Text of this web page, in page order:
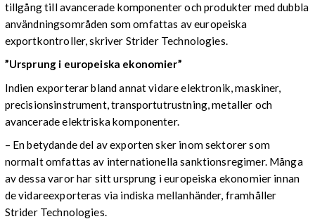
tillgång till avancerade komponenter och produkter med dubbla
användningsområden som omfattas av europeiska
exportkontroller, skriver Strider Technologies.
”Ursprung i europeiska ekonomier”
Indien exporterar bland annat vidare elektronik, maskiner,
precisionsinstrument, transportutrustning, metaller och
avancerade elektriska komponenter.
– En betydande del av exporten sker inom sektorer som
normalt omfattas av internationella sanktionsregimer. Många
av dessa varor har sitt ursprung i europeiska ekonomier innan
de vidareexporteras via indiska mellanhänder, framhåller
Strider Technologies.